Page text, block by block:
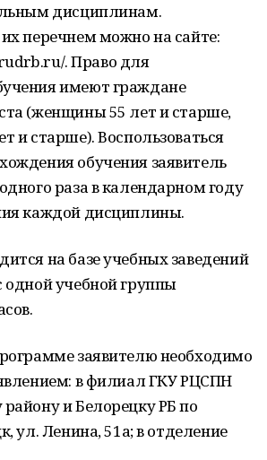
дисциплинам.
перечнем можно на сайте:
. Право для
имеют граждане
(женщины 55 лет и старше,
и старше). Воспользоваться
обучения заявитель
раза в календарном году
каждой дисциплины.
на базе учебных заведений
одной учебной группы
заявителю необходимо
в филиал ГКУ РЦСПН
и Белорецку РБ по
ул. Ленина, 51а; в отделение